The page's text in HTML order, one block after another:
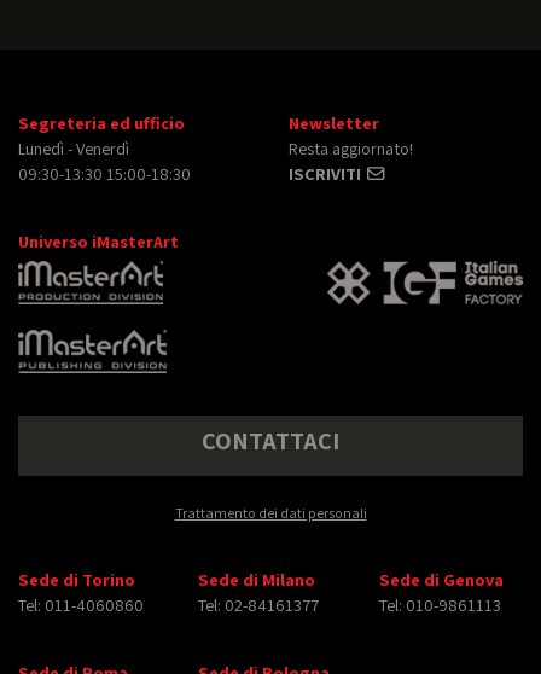
Segreteria ed ufficio
Lunedì - Venerdì
09:30-13:30 15:00-18:30
Newsletter
Resta aggiornato!
ISCRIVITI
Universo iMasterArt
CONTATTACI
Trattamento dei dati personali
Sede di Torino
Tel: 011-4060860
Sede di Milano
Tel: 02-84161377
Sede di Genova
Tel: 010-9861113